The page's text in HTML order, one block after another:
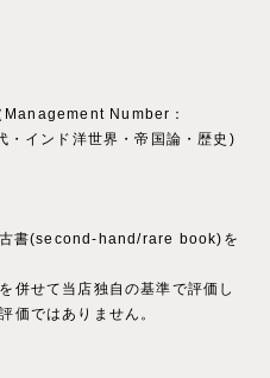
Number：
インド洋世界・帝国論・歴史)
書(second-hand/rare book)を
併せて当店独自の基準で評価し
価ではありません。